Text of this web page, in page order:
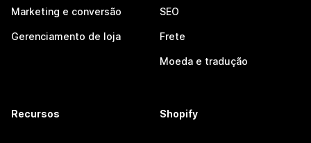
Marketing e conversão
Gerenciamento de loja
SEO
Frete
Moeda e tradução
Recursos Shopify